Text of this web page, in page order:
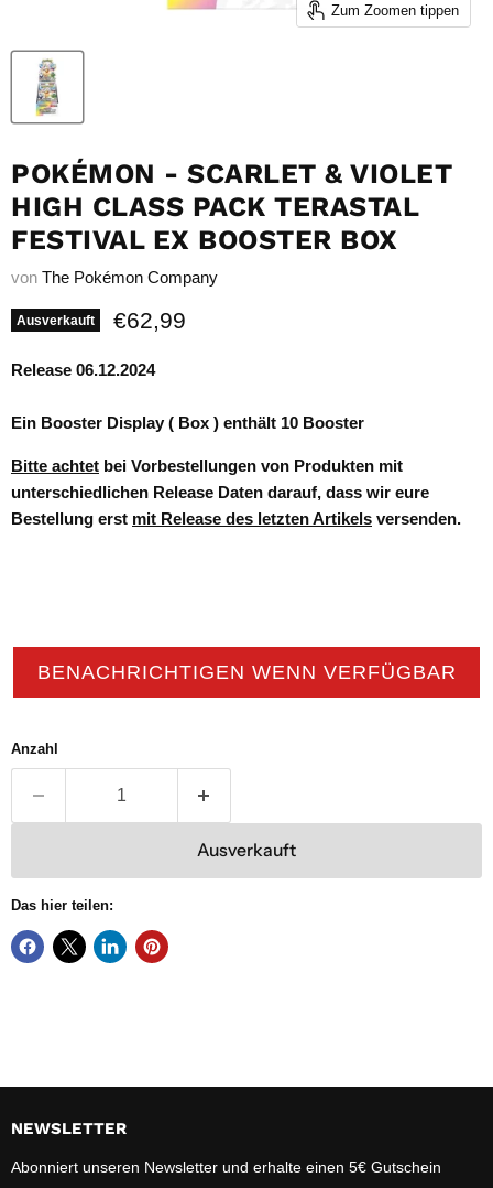
Zum Zoomen tippen
POKÉMON - SCARLET & VIOLET
HIGH CLASS PACK TERASTAL
FESTIVAL EX BOOSTER BOX
von The Pokémon Company
Ausverkauft Aktueller Preis
€62,99
Release 06.12.2024
Ein Booster Display ( Box ) enthält 10 Booster
Bitte achtet bei Vorbestellungen von Produkten mit
unterschiedlichen Release Daten darauf, dass wir eure
Bestellung erst mit Release des letzten Artikels versenden.
BENACHRICHTIGEN WENN VERFÜGBAR
Anzahl
Ausverkauft
Das hier teilen:
NEWSLETTER
Abonniert unseren Newsletter und erhalte einen 5€ Gutschein